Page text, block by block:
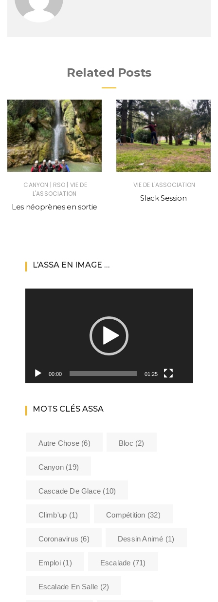
Related Posts
CANYON | RSO | VIE DE
L'ASSOCIATION
Les néoprènes en sortie
VIE DE L'ASSOCIATION
Slack Session
L’ASSA EN IMAGE …
00:00 01:25
MOTS CLÉS ASSA
Autre Chose(6) Bloc (2)
Canyon(19)
Cascade De Glace (10)
Climb'up (1) Compétition (32)
Coronavirus (6) Dessin Animé (1)
Emploi(1) Escalade (71)
Escalade En Salle (2)